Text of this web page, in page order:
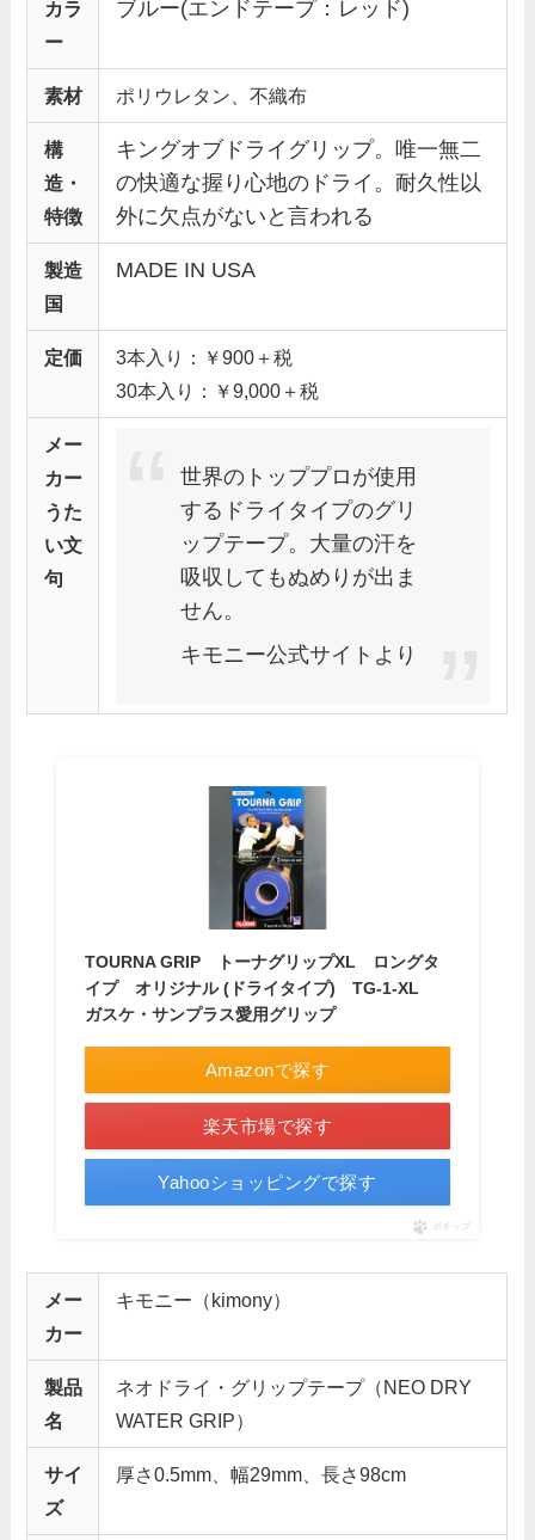
カラ
ー
ブルー(エンドテープ：レッド)
素材 ポリウレタン、不織布
構
造・
特徴
キングオブドライグリップ。唯一無二
の快適な握り心地のドライ。耐久性以
外に欠点がないと言われる
製造
国
MADE IN USA
定価
3本入り：￥900＋税
30本入り：￥9,000＋税
メー
カー
うた
い文
句
世界のトッププロが使用
するドライタイプのグリ
ップテープ。大量の汗を
吸収してもぬめりが出ま
せん。
キモニー公式サイトより
TOURNA GRIP トーナグリップXL ロングタ
イプ オリジナル (ドライタイプ) TG-1-XL
ガスケ・サンプラス愛用グリップ
Amazonで探す
楽天市場で探す
Yahooショッピングで探す
ポチップ
メー
カー
キモニー（kimony）
製品
名
ネオドライ・グリップテープ（NEO DRY
WATER GRIP）
サイ
ズ
厚さ0.5mm、幅29mm、長さ98cm